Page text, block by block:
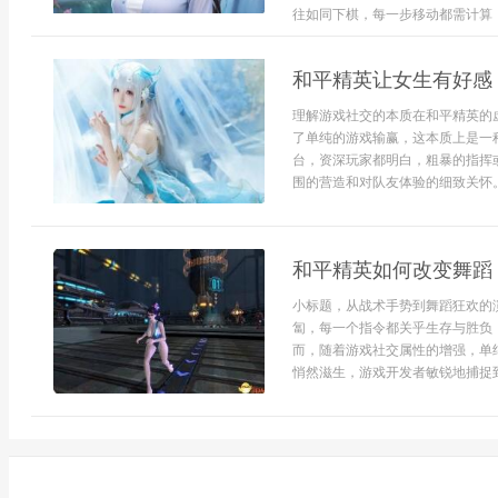
往如同下棋，每一步移动都需计
和平精英让女生有好
理解游戏社交的本质在和平精英
了单纯的游戏输赢，这本质上是
台，资深玩家都明白，粗暴的指
围的营造和对队友体验的细致关
和平精英如何改变舞
小标题，从战术手势到舞蹈狂欢
匐，每一个指令都关乎生存与胜
而，随着游戏社交属性的增强，
悄然滋生，游戏开发者敏锐地捕